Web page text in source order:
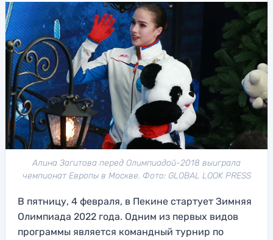
Алина Загитова перед Олимпиадой-2018 выиграла
чемпионат Европы в Москве. Фото: GLOBAL LOOK PRESS
В пятницу, 4 февраля, в Пекине стартует Зимняя
Олимпиада 2022 года. Одним из первых видов
программы является командный турнир по